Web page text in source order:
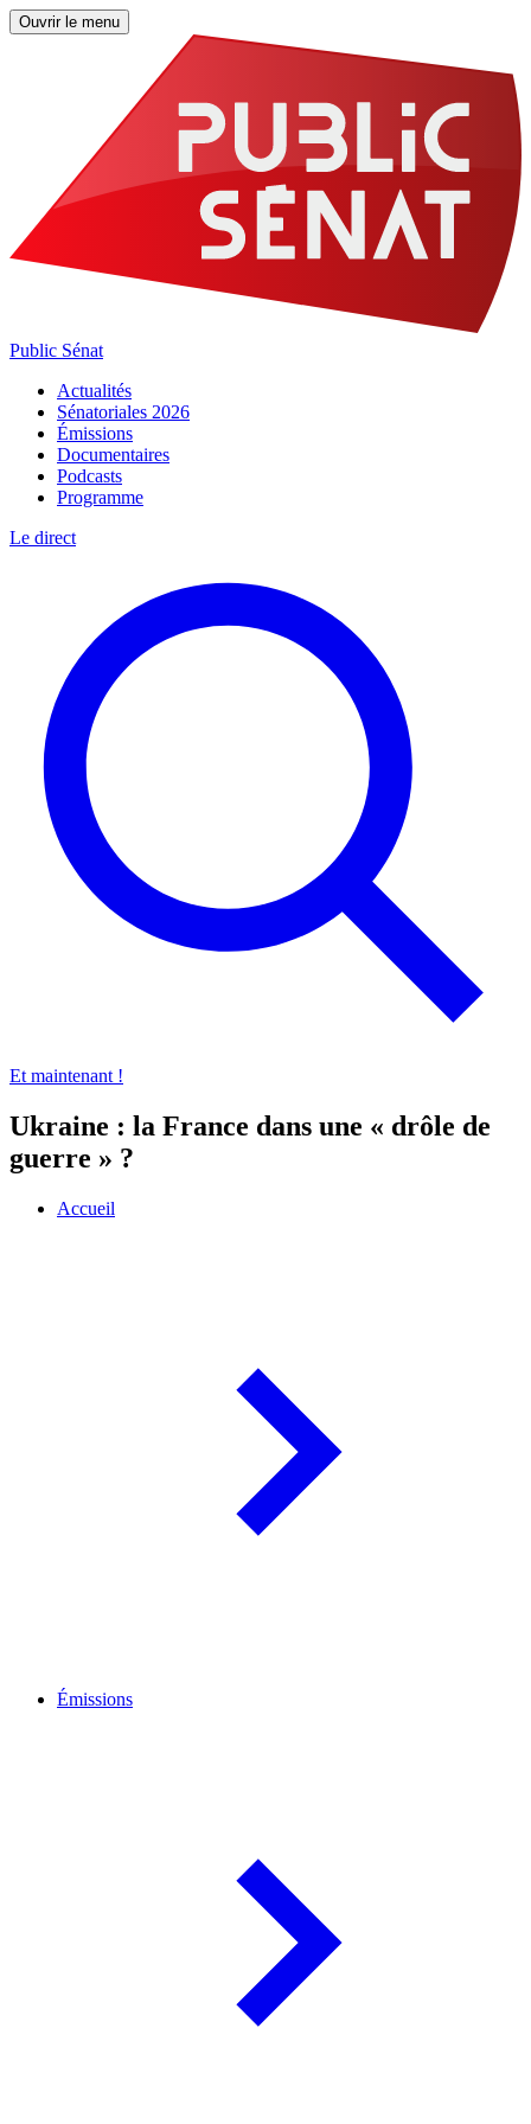
Ouvrir le menu
Public Sénat
Actualités
Sénatoriales 2026
Émissions
Documentaires
Podcasts
Programme
Le direct
Et maintenant !
Ukraine : la France dans une « drôle de
guerre » ?
Accueil
Émissions